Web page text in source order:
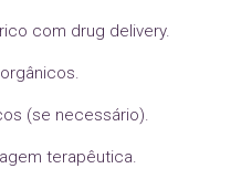
com drug delivery.
(se necessário).
terapêutica.